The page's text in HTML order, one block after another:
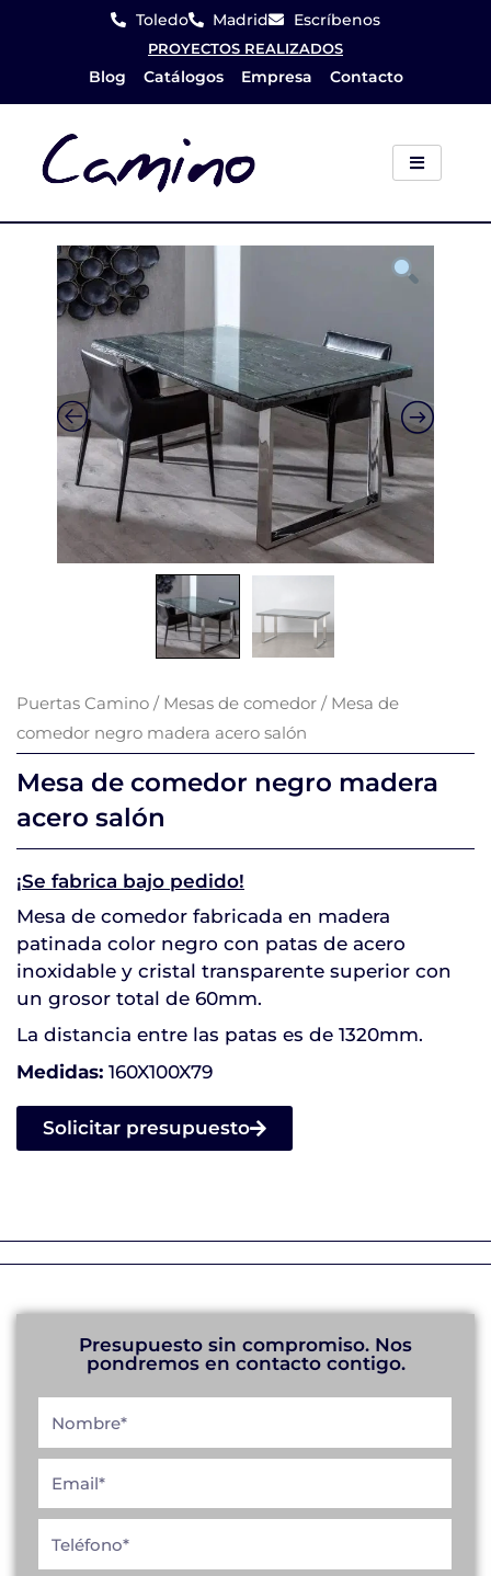
Toledo Madrid Escríbenos
PROYECTOS REALIZADOS
Blog Catálogos Empresa Contacto
Puertas Camino / Mesas de comedor / Mesa de
comedor negro madera acero salón
Mesa de comedor negro madera
acero salón
¡Se fabrica bajo pedido!
Mesa de comedor fabricada en madera
patinada color negro con patas de acero
inoxidable y cristal transparente superior con
un grosor total de 60mm.
La distancia entre las patas es de 1320mm.
Medidas: 160X100X79
Solicitar presupuesto
Presupuesto sin compromiso. Nos
pondremos en contacto contigo.